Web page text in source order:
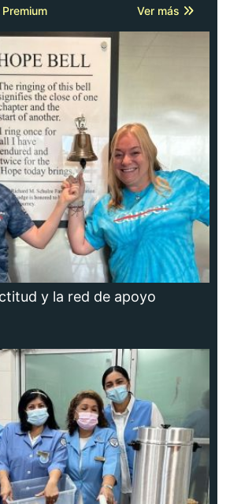
Ver más
y la red de apoyo